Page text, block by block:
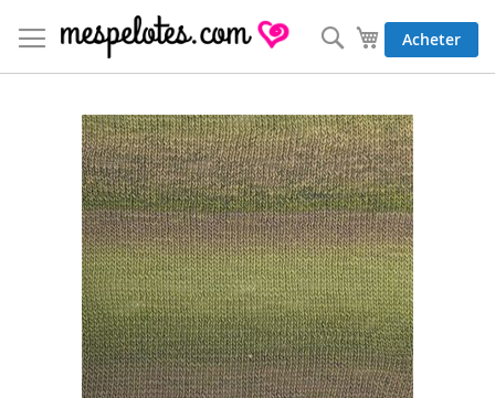
au
contenu
Mon panier
Acheter
Rechercher